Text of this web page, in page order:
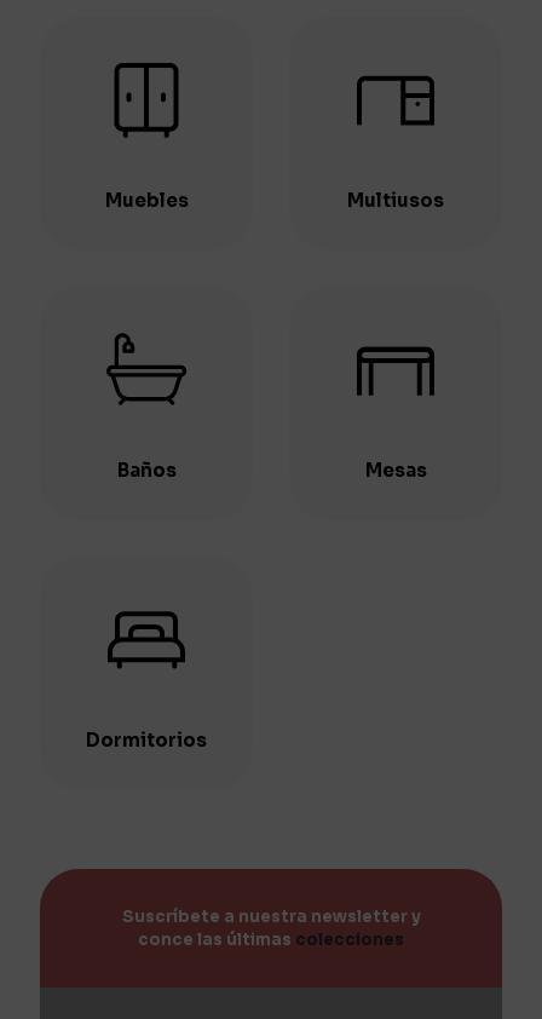
Muebles Multiusos
Baños Mesas
Dormitorios
Suscríbete a nuestra newsletter y
conce las últimas colecciones